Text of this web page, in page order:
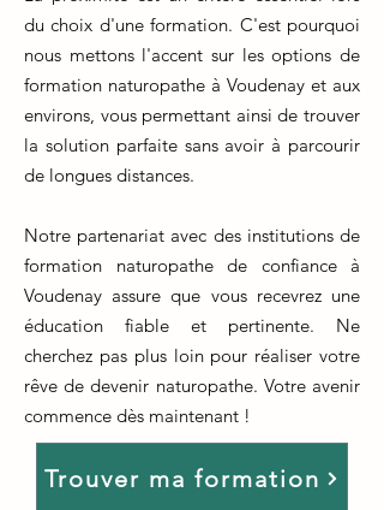
du choix d'une formation. C'est pourquoi
nous mettons l'accent sur les options de
formation naturopathe à Voudenay et aux
environs, vous permettant ainsi de trouver
la solution parfaite sans avoir à parcourir
de longues distances.
Notre partenariat avec des institutions de
formation naturopathe de confiance à
Voudenay assure que vous recevrez une
éducation fiable et pertinente. Ne
cherchez pas plus loin pour réaliser votre
rêve de devenir naturopathe. Votre avenir
commence dès maintenant !
Trouver ma formation